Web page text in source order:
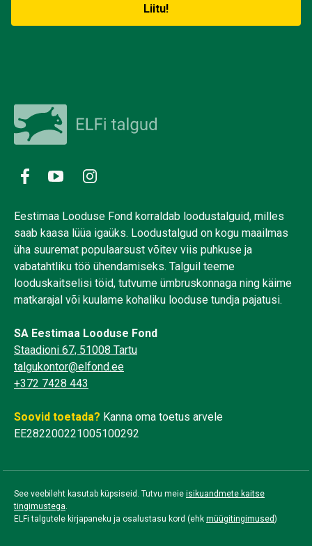
Eestimaa Looduse Fond korraldab loodustalguid, milles
saab kaasa lüüa igaüks. Loodustalgud on kogu maailmas
üha suuremat populaarsust võitev viis puhkuse ja
vabatahtliku töö ühendamiseks. Talguil teeme
looduskaitselisi töid, tutvume ümbruskonnaga ning käime
matkarajal või kuulame kohaliku looduse tundja pajatusi.
SA Eestimaa Looduse Fond
Staadioni 67, 51008 Tartu
talgukontor@elfond.ee
+372 7428 443
Soovid toetada? Kanna oma toetus arvele
EE282200221005100292
See veebileht kasutab küpsiseid. Tutvu meie isikuandmete kaitse
tingimustega
ELFi talgutele kirjapaneku ja osalustasu kord (ehk müügitingimused)